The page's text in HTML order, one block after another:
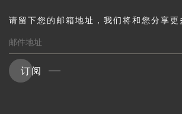
请留下您的邮箱地址，我们将和您分享更
订阅